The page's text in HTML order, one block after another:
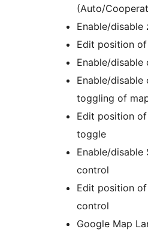
(Auto/
Enable/
Edit position
Enable/disable
Enable/
toggling of
Edit position
toggle
Enable/disable
control
Edit position
control
Google Map